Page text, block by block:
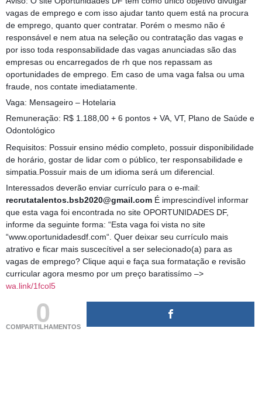
vagas de emprego e com isso ajudar tanto quem está na procura
de emprego, quanto quer contratar. Porém o mesmo não é
responsável e nem atua na seleção ou contratação das vagas e
por isso toda responsabilidade das vagas anunciadas são das
empresas ou encarregados de rh que nos repassam as
oportunidades de emprego. Em caso de uma vaga falsa ou uma
fraude, nos contate imediatamente.
Vaga: Mensageiro – Hotelaria
Remuneração: R$ 1.188,00 + 6 pontos + VA, VT, Plano de Saúde e
Odontológico
Requisitos: Possuir ensino médio completo, possuir disponibilidade
de horário, gostar de lidar com o público, ter responsabilidade e
simpatia.Possuir mais de um idioma será um diferencial.
Interessados deverão enviar currículo para o e-mail:
recrutatalentos.bsb2020@gmail.com É imprescindível informar
que esta vaga foi encontrada no site OPORTUNIDADES DF,
informe da seguinte forma: “Esta vaga foi vista no site
“www.oportunidadesdf.com“. Quer deixar seu currículo mais
atrativo e ficar mais suscecítivel a ser selecionado(a) para as
vagas de emprego? Clique aqui e faça sua formatação e revisão
curricular agora mesmo por um preço baratissímo –>
wa.link/1fcol5
0
COMPARTILHAMENTOS